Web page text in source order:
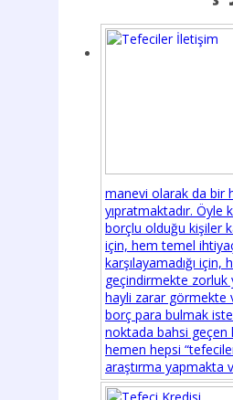
manevi olarak da bir
yıpratmaktadır. Öyle
borçlu olduğu kişiler
için, hem temel
karşılayamadığı için,
geçindirmekte zorluk
hayli zarar görmekte
borç para bulmak
noktada bahsi geçen
hemen hepsi
araştırma yapmakta